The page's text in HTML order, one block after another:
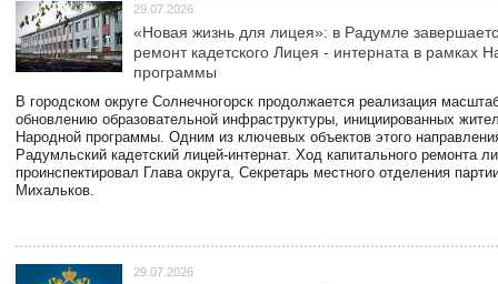
29.07.2026
«Новая жизнь для лицея»: в Радумле
ремонт кадетского Лицея - интерната в рамках
программы
В городском округе Солнечногорск продолжается реализация
обновлению образовательной инфраструктуры, инициированных
Народной программы. Одним из ключевых объектов этого
Радумльский кадетский лицей-интернат. Ход капитального ремонта
проинспектировал Глава округа, Секретарь местного отделения
Михальков.
29.07.2026